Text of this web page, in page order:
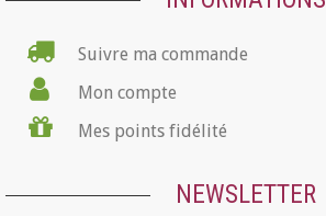
Suivre ma commande
Mon compte
Mes points fidélité
NEWSLETTER